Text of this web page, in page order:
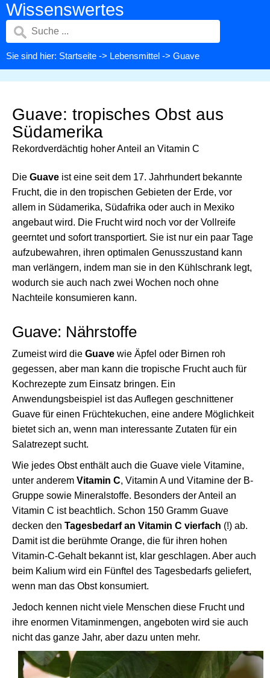
Wissenswertes
Sie sind hier: Startseite -> Lebensmittel -> Guave
Guave: tropisches Obst aus
Südamerika
Rekordverdächtig hoher Anteil an Vitamin C
Die Guave ist eine seit dem 17. Jahrhundert bekannte
Frucht, die in den tropischen Gebieten der Erde, vor
allem in Südamerika, Südafrika oder auch in Mexiko
angebaut wird. Die Frucht wird noch vor der Vollreife
geerntet und sofort transportiert. Sie ist nur ein paar Tage
aufzubewahren, ihren optimalen Genusszustand kann
man verlängern, indem man sie in den Kühlschrank legt,
wodurch sie auch nach zwei Wochen noch ohne
Nachteile konsumieren kann.
Guave: Nährstoffe
Zumeist wird die Guave wie Äpfel oder Birnen roh
gegessen, aber man kann die tropische Frucht auch für
Kochrezepte zum Einsatz bringen. Ein
Anwendungsbeispiel ist das Auflegen geschnittener
Guave für einen Früchtekuchen, eine andere Möglichkeit
bietet sich an, wenn man interessante Zutaten für ein
Salatrezept sucht.
Wie jedes Obst enthält auch die Guave viele Vitamine,
unter anderem Vitamin C, Vitamin A und Vitamine der B-
Gruppe sowie Mineralstoffe. Besonders der Anteil an
Vitamin C ist beachtlich. Schon 150 Gramm Guave
decken den Tagesbedarf an Vitamin C vierfach (!) ab.
Damit ist die berühmte Orange, die für ihren hohen
Vitamin-C-Gehalt bekannt ist, klar geschlagen. Aber auch
beim Kalium wird ein Fünftel des Tagesbedarfs geliefert,
wenn man das Obst konsumiert.
Jedoch kennen nicht viele Menschen diese Frucht und
ihre enormen Vitaminmengen, angeboten wird sie auch
nicht das ganze Jahr, aber dazu unten mehr.